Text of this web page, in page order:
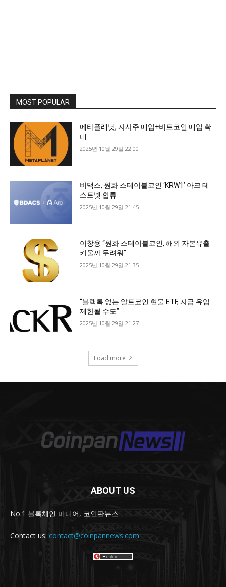
ABOUT US
No.1 블록체인 미디어, 코인판뉴스
Contact us: contact@coinpannews.com